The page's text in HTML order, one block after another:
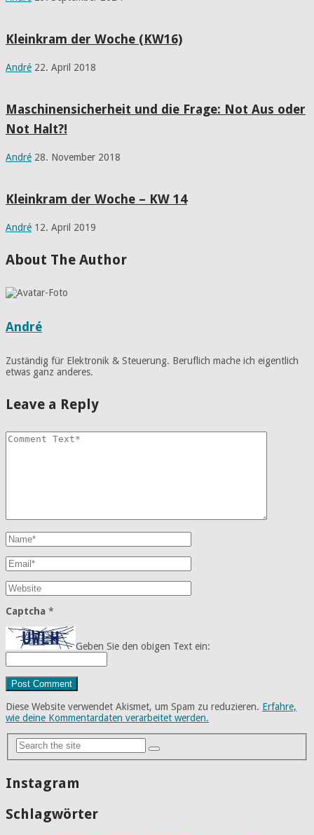
Kleinkram der Woche (KW16)
André 22. April 2018
Maschinensicherheit und die Frage: Not Aus oder
Not Halt?!
André 28. November 2018
Kleinkram der Woche – KW 14
André 12. April 2019
About The Author
André
Zuständig für Elektronik & Steuerung. Beruflich mache ich eigentlich
etwas ganz anderes.
Leave a Reply
Captcha *
Geben Sie den obigen Text ein:
Diese Website verwendet Akismet, um Spam zu reduzieren. Erfahre,
wie deine Kommentardaten verarbeitet werden.
Instagram
Schlagwörter